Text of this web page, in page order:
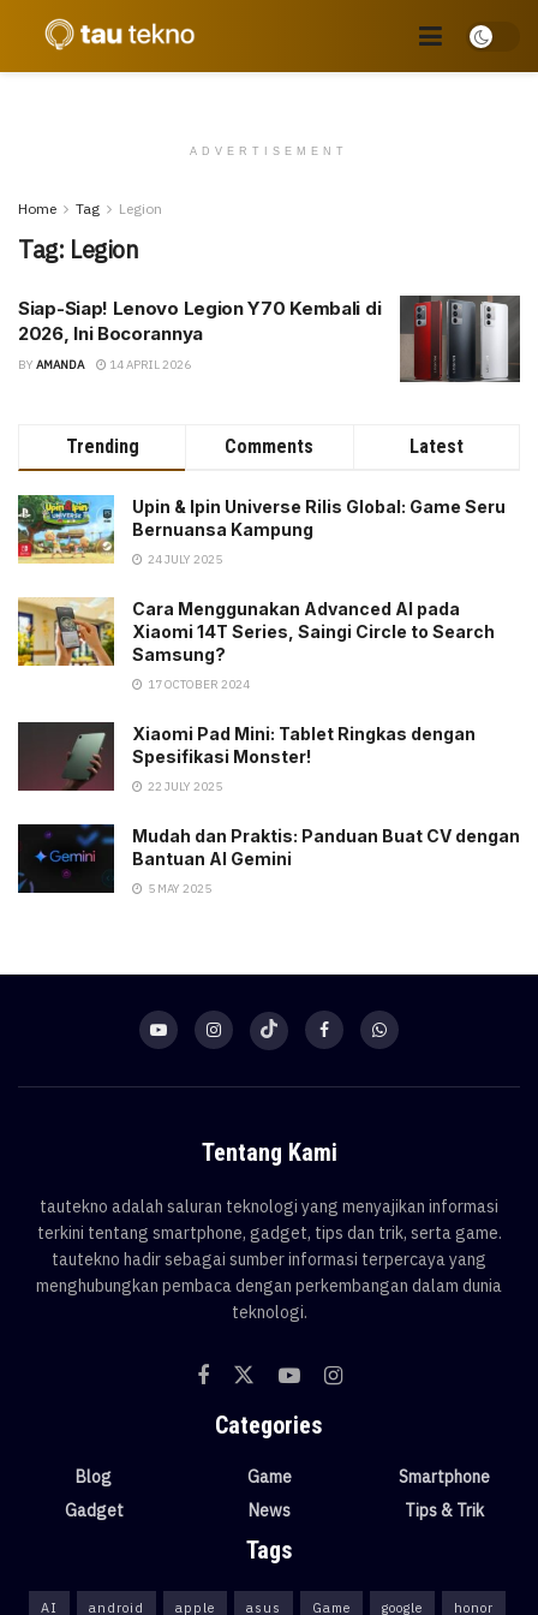
ADVERTISEMENT
Home Tag Legion
Tag: Legion
Siap-Siap! Lenovo Legion Y70 Kembali di
2026, Ini Bocorannya
BY AMANDA 14 APRIL 2026
Trending Comments Latest
Upin & Ipin Universe Rilis Global: Game Seru
Bernuansa Kampung
24 JULY 2025
Cara Menggunakan Advanced AI pada
Xiaomi 14T Series, Saingi Circle to Search
Samsung?
17 OCTOBER 2024
Xiaomi Pad Mini: Tablet Ringkas dengan
Spesifikasi Monster!
22 JULY 2025
Mudah dan Praktis: Panduan Buat CV dengan
Bantuan AI Gemini
5 MAY 2025
Tentang Kami
tautekno adalah saluran teknologi yang menyajikan informasi
terkini tentang smartphone, gadget, tips dan trik, serta game.
tautekno hadir sebagai sumber informasi terpercaya yang
menghubungkan pembaca dengan perkembangan dalam dunia
teknologi.
Categories
Blog
Gadget
Game
News
Smartphone
Tips & Trik
Tags
AI android apple asus Game google honor